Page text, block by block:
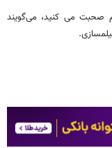
صحبت می کنید، می‌گویند